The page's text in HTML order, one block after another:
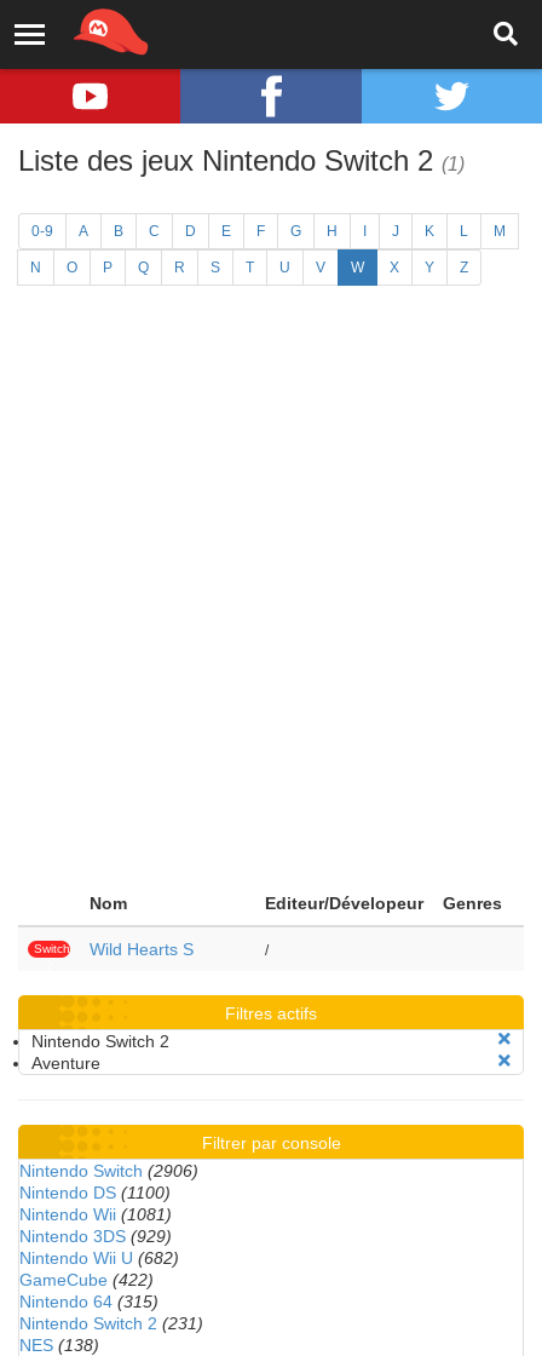
Liste des jeux Nintendo Switch 2 (1)
0-9 A B C D E F G H J K L M
N O P Q R S T U V W X Y Z
Nom Editeur/Dévelopeur Genres
Switch
Wild Hearts S /
Filtres actifs
Nintendo Switch 2
Aventure
Filtrer par console
Nintendo Switch (2906)
Nintendo DS (1100)
Nintendo Wii (1081)
Nintendo 3DS (929)
Nintendo Wii U (682)
GameCube (422)
Nintendo 64 (315)
Nintendo Switch 2 (231)
NES (138)